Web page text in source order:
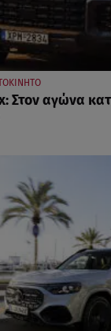
Στον αγώνα